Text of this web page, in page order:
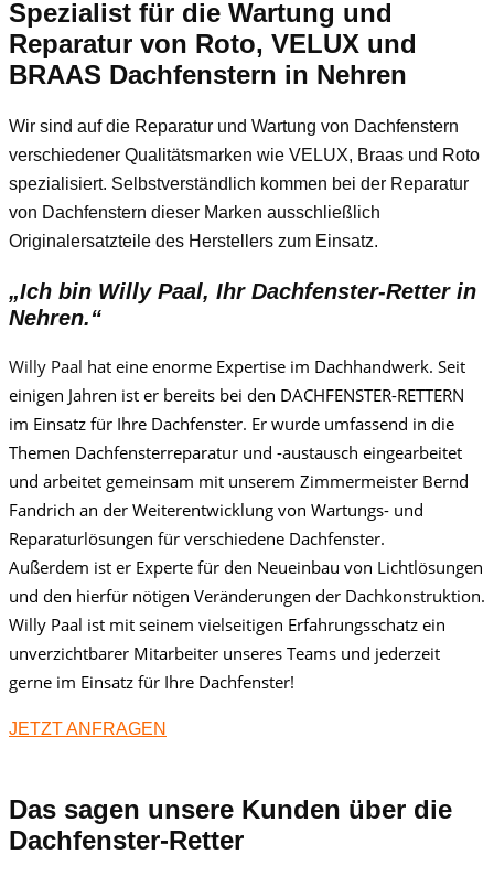
Spezialist für die Wartung und
Reparatur von Roto, VELUX und
BRAAS Dachfenstern in Nehren
Wir sind auf die Reparatur und Wartung von Dachfenstern
verschiedener Qualitätsmarken wie VELUX, Braas und Roto
spezialisiert. Selbstverständlich kommen bei der Reparatur
von Dachfenstern dieser Marken ausschließlich
Originalersatzteile des Herstellers zum Einsatz.
„Ich bin Willy Paal, Ihr Dachfenster-Retter in
Nehren.“
Willy Paal hat eine enorme Expertise im Dachhandwerk. Seit
einigen Jahren ist er bereits bei den DACHFENSTER-RETTERN
im Einsatz für Ihre Dachfenster. Er wurde umfassend in die
Themen Dachfensterreparatur und -austausch eingearbeitet
und arbeitet gemeinsam mit unserem Zimmermeister Bernd
Fandrich an der Weiterentwicklung von Wartungs- und
Reparaturlösungen für verschiedene Dachfenster.
Außerdem ist er Experte für den Neueinbau von Lichtlösungen
und den hierfür nötigen Veränderungen der Dachkonstruktion.
Willy Paal ist mit seinem vielseitigen Erfahrungsschatz ein
unverzichtbarer Mitarbeiter unseres Teams und jederzeit
gerne im Einsatz für Ihre Dachfenster!
JETZT ANFRAGEN
Das sagen unsere Kunden über die
Dachfenster-Retter